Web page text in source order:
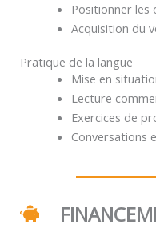
Positionner les
Acquisition du
Pratique de la langue
Mise en
Lecture
Exercices de
Conversations